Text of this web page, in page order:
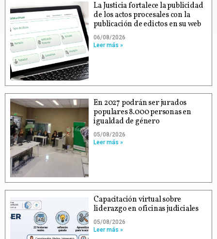
La Justicia fortalece la publicidad
de los actos procesales con la
publicación de edictos en su web
06/08/2026
Leer más »
En 2027 podrán ser jurados
populares 8.000 personas en
igualdad de género
05/08/2026
Leer más »
Capacitación virtual sobre
liderazgo en oficinas judiciales
05/08/2026
Leer más »